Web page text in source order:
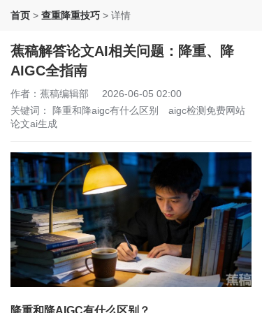
首页 > 查重降重技巧 > 详情
蕉稿解答论文AI相关问题：降重、降
AIGC全指南
作者：蕉稿编辑部
2026-06-05 02:00
关键词：
降重和降aigc有什么区别
aigc检测免费网站
论文ai生成